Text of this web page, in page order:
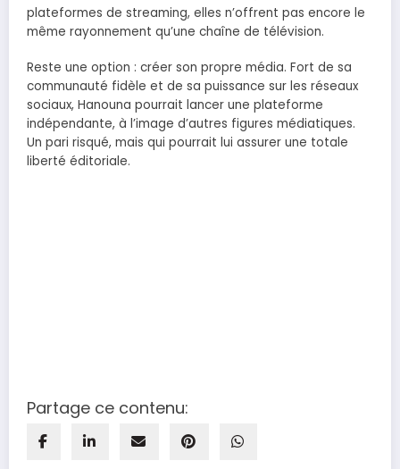
plateformes de streaming, elles n’offrent pas encore le
même rayonnement qu’une chaîne de télévision.
Reste une option : créer son propre média. Fort de sa
communauté fidèle et de sa puissance sur les réseaux
sociaux, Hanouna pourrait lancer une plateforme
indépendante, à l’image d’autres figures médiatiques.
Un pari risqué, mais qui pourrait lui assurer une totale
liberté éditoriale.
Partage ce contenu: